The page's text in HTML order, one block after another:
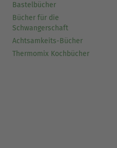
Bastelbücher
Bücher für die
Schwangerschaft
Achtsamkeits-Bücher
Thermomix Kochbücher